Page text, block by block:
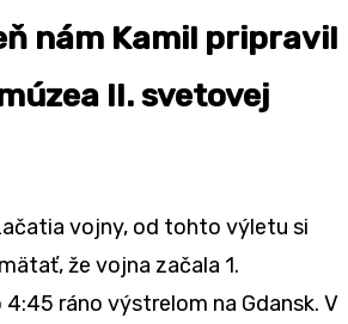
nám Kamil pripravil
II. svetovej
vojny, od tohto výletu si
že vojna začala 1.
ráno výstrelom na Gdansk. V